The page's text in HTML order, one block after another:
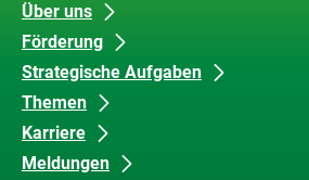
Unsere
Inhalte
Über uns
Förderung
Strategische Aufgaben
Themen
Karriere
Meldungen
Datenschutz
und
Barrierefreiheit